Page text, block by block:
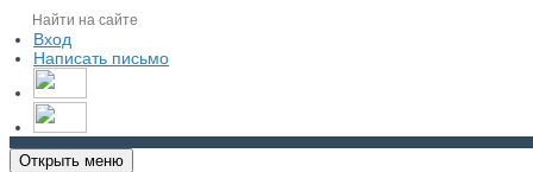
Вход
Написать письмо
Открыть меню